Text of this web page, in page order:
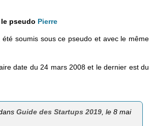
pseudo Pierre
soumis sous ce pseudo et avec le même
date du 24 mars 2008 et le dernier est du
Guide des Startups 2019, le 8 mai